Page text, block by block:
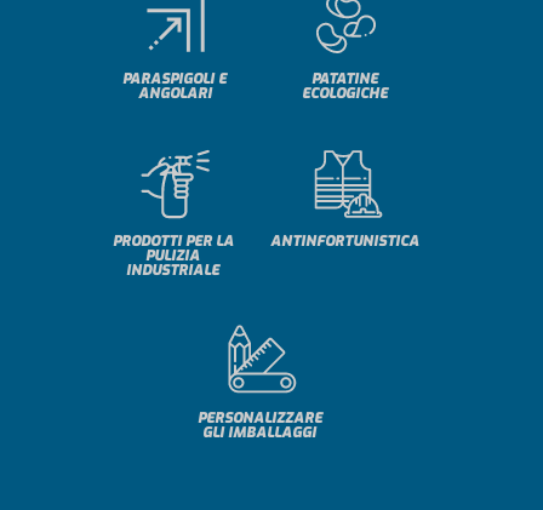
PARASPIGOLI E
ANGOLARI
PATATINE
ECOLOGICHE
PRODOTTI PER LA
PULIZIA
INDUSTRIALE
ANTINFORTUNISTICA
PERSONALIZZARE
GLI IMBALLAGGI